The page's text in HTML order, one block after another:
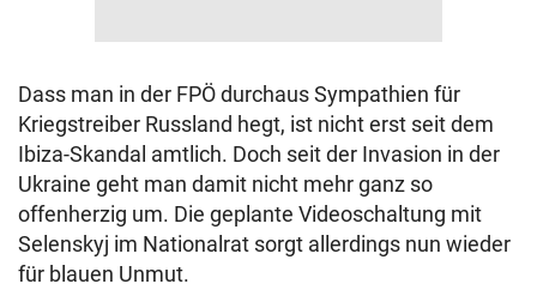
Dass man in der FPÖ durchaus Sympathien für
Kriegstreiber Russland hegt, ist nicht erst seit dem
Ibiza-Skandal amtlich. Doch seit der Invasion in der
Ukraine geht man damit nicht mehr ganz so
offenherzig um. Die geplante Videoschaltung mit
Selenskyj im Nationalrat sorgt allerdings nun wieder
für blauen Unmut.